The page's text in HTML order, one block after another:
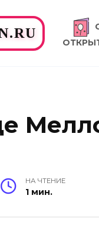
НА ЧТЕНИЕ
1 мин.